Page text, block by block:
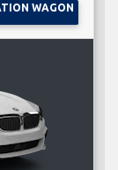
WAGON